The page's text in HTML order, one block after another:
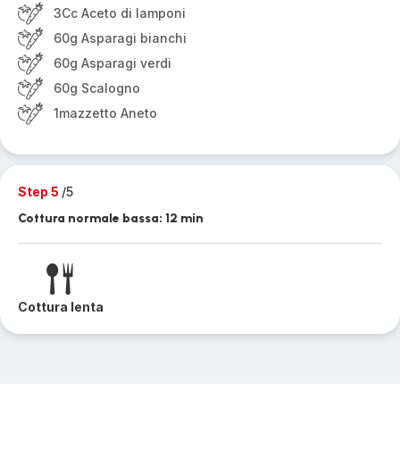
3Cc Aceto di lamponi
60g Asparagi bianchi
60g Asparagi verdi
60g Scalogno
1mazzetto Aneto
Step 5 /5
Cottura normale bassa: 12 min
Cottura lenta